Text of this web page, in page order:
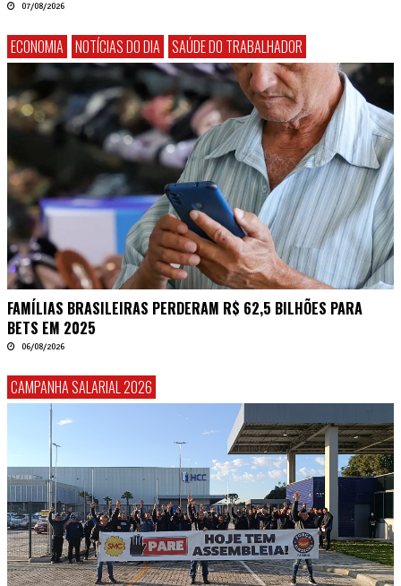
07/08/2026
ECONOMIA NOTÍCIAS DO DIA SAÚDE DO TRABALHADOR
FAMÍLIAS BRASILEIRAS PERDERAM R$ 62,5 BILHÕES PARA
BETS EM 2025
06/08/2026
CAMPANHA SALARIAL 2026